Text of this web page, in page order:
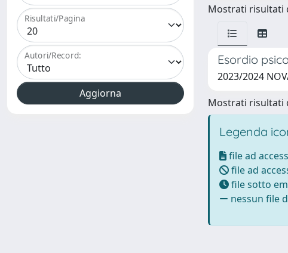
Risultati/Pagina
Autori/Record:
Mostrati risultati
Esordio
2023/2024
Mostrati risultati
Legenda
file ad
file ad
file sotto
nessun file